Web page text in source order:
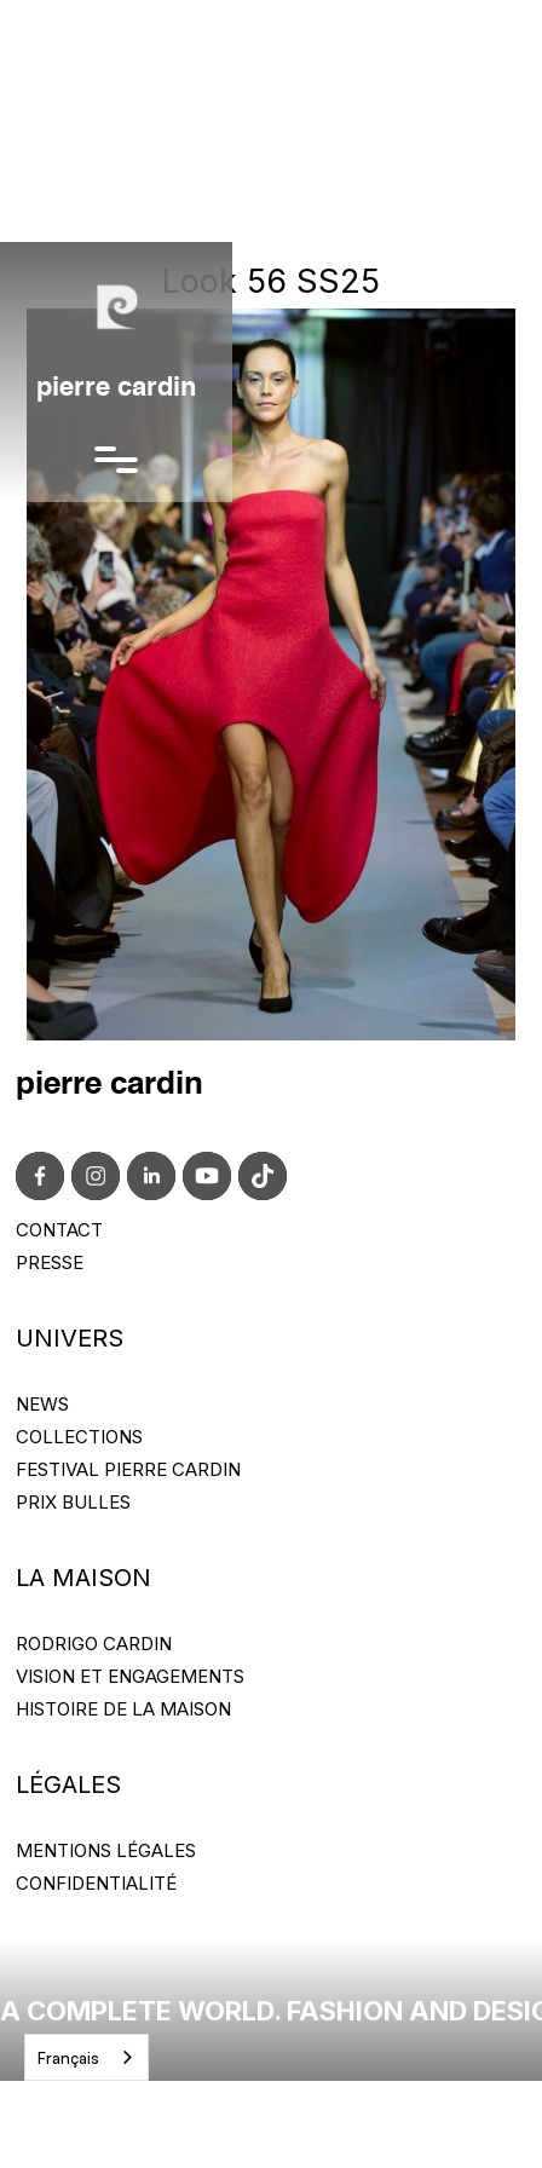
pierre cardin
Look 56 SS25
pierre cardin
CONTACT
CONTACT@PIERRECARDIN.COM
PRESSE
UNIVERS
NEWS
NEWS
COLLECTIONS
COLLECTIONS
FESTIVAL PIERRE CARDIN
FESTIVAL PIERRE CARDIN
PRIX BULLES
LA MAISON
RODRIGO CARDIN
RODRIGO CARDIN
VISION ET ENGAGEMENTS
VISION ET ENGAGEMENTS
HISTOIRE DE LA MAISON
LÉGALES
MENTIONS LÉGALES
MENTIONS LÉGALES
CONFIDENTIALITÉ
A COMPLETE WORLD. FASHION AND
Français